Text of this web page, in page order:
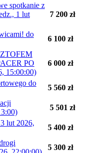
spotkanie z
1 lut
7 200 zł
do
6 100 zł
PO
15:00:00)
6 000 zł
do
5 560 zł
5 501 zł
lut 2026,
5 400 zł
5 300 zł